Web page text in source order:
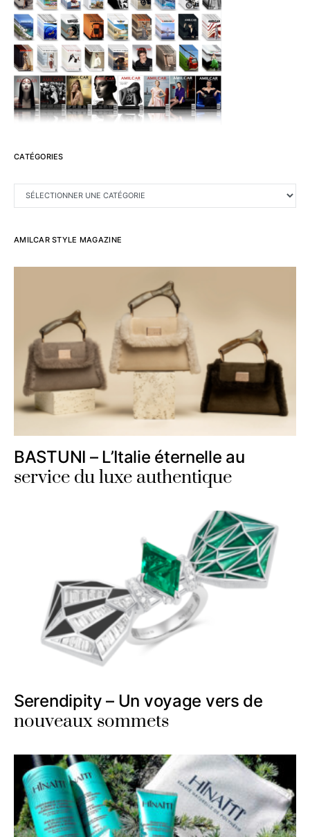
CATÉGORIES
CATÉGORIES
AMILCAR STYLE MAGAZINE
BASTUNI – L’Italie éternelle au
service du luxe authentique
Serendipity – Un voyage vers de
nouveaux sommets